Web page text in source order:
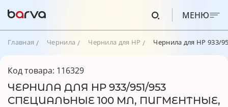
МЕНЮ
Главная Чернила Чернила для HP Чернила для HP 933/
Код товара: 116329
ЧЕРНИЛА ДЛЯ HP 933/951/953
СПЕЦИАЛЬНЫЕ 100 МЛ, ПИГМЕНТНЫЕ,